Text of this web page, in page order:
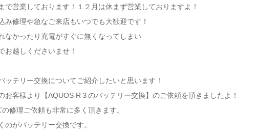
で営業しております！１２月は休まず営業しておりますよ！
み修理や急なご来店もいつでも大歓迎です！
なかったり充電がすぐに無くなってしまい
お越しくださいませ！
ッテリー交換についてご紹介したいと思います！
お客様より【AQUOS R３のバッテリー交換】のご依頼を頂きましたよ！
修理ご依頼も非常に多く頂きます。
がバッテリー交換です。